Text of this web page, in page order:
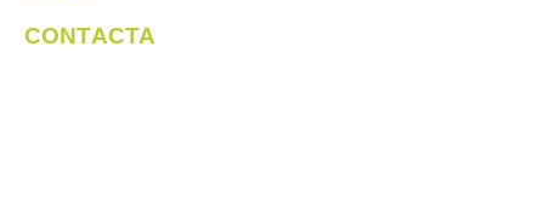
CONTACTA